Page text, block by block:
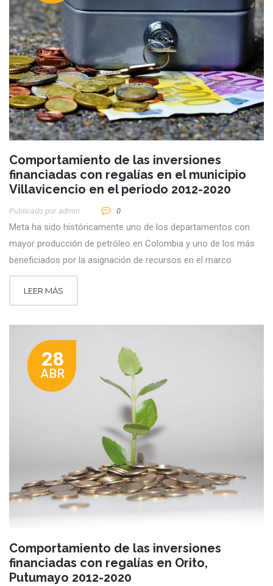
Comportamiento de las inversiones
financiadas con regalías en el municipio
Villavicencio en el periodo 2012-2020
Publicado por Admin 0
Meta ha sido históricamente uno de los departamentos con
mayor producción de petróleo en Colombia y uno de los más
beneficiados por la asignación de recursos en el marco
LEER MÁS
28
ABR
Comportamiento de las inversiones
financiadas con regalías en Orito,
Putumayo 2012-2020